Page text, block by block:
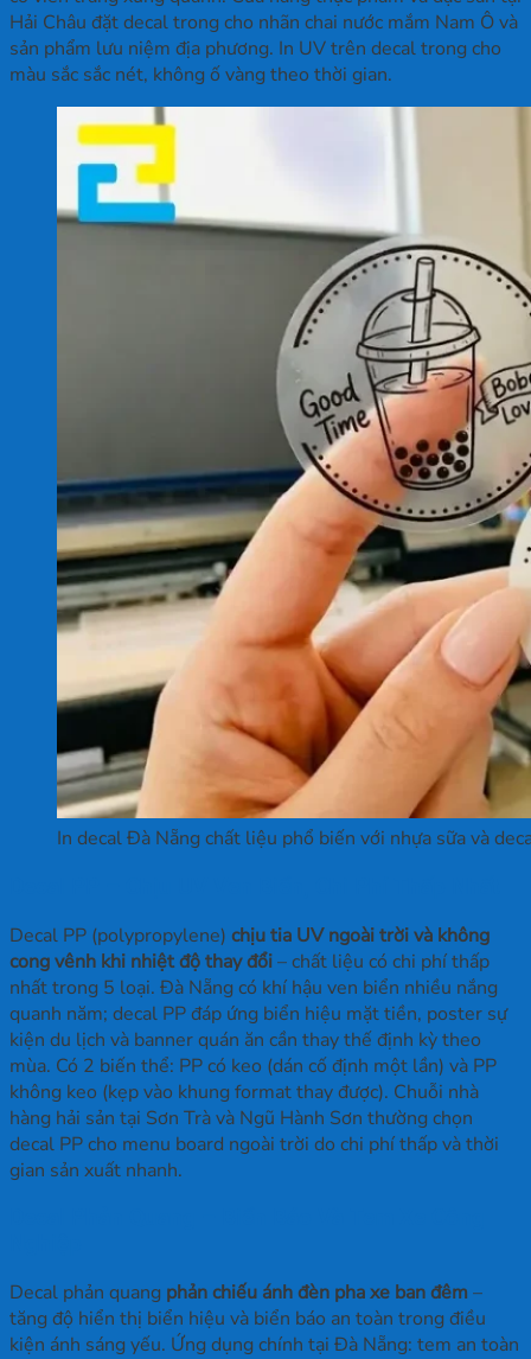
Hải Châu đặt decal trong cho nhãn chai nước mắm Nam Ô và
sản phẩm lưu niệm địa phương. In UV trên decal trong cho
màu sắc sắc nét, không ố vàng theo thời gian.
In decal Đà Nẵng chất liệu phổ biến với nhựa sữa và
Decal PP (polypropylene) chịu tia UV ngoài trời và không
cong vênh khi nhiệt độ thay đổi– chất liệu có chi phí thấp
nhất trong 5 loại. Đà Nẵng có khí hậu ven biển nhiều nắng
quanh năm; decal PP đáp ứng biển hiệu mặt tiền, poster sự
kiện du lịch và banner quán ăn cần thay thế định kỳ theo
mùa. Có 2 biến thể: PP có keo (dán cố định một lần) và PP
không keo (kẹp vào khung format thay được). Chuỗi nhà
hàng hải sản tại Sơn Trà và Ngũ Hành Sơn thường chọn
decal PP cho menu board ngoài trời do chi phí thấp và thời
gian sản xuất nhanh.
Decal phản quang phản chiếu ánh đèn pha xe ban đêm –
tăng độ hiển thị biển hiệu và biển báo an toàn trong điều
kiện ánh sáng yếu. Ứng dụng chính tại Đà Nẵng: tem an toàn